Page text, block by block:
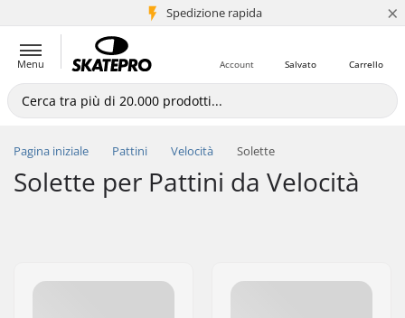
Spedizione rapida
+5 mln di clienti ×
Menu Carrello
Salvato
Account
Pagina iniziale Pattini Velocità Solette
Solette per Pattini da Velocità